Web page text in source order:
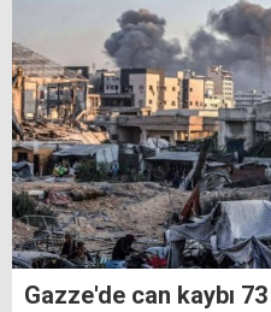
Gazze'de can kaybı